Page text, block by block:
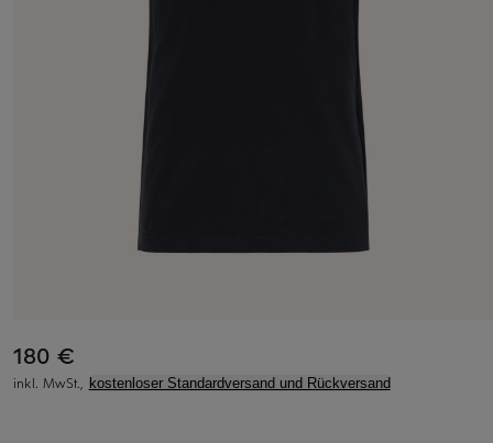
180 €
inkl. MwSt., kostenloser Standardversand und Rückversand